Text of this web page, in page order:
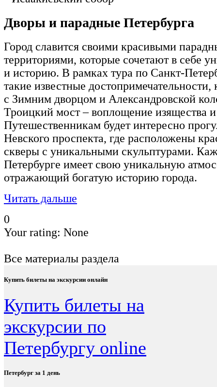
Дворы и парадные Петербурга
Город славится своими красивыми
территориями, которые сочетают в себе
и историю. В рамках тура по Санкт-
такие известные
с Зимним дворцом и Александровской
Троицкий мост – воплощение изящества и
Путешественникам будет интересно
Невского проспекта, где расположены
скверы с уникальными скульптурами.
Петербурге имеет свою уникальную
отражающий богатую историю города.
Читать дальше
0
Your rating: None
Все материалы раздела
Купить билеты на экскурсии онлайн
Купить билеты на
экскурсии по
Петербургу online
Петербург за 1 день